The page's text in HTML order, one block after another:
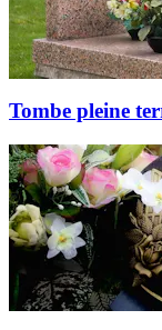
Tombe pleine